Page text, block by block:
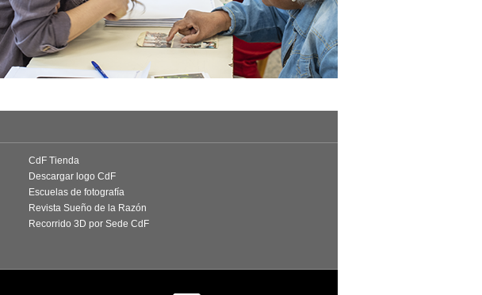
CdF Tienda
Descargar logo CdF
Escuelas de fotografía
Revista Sueño de la Razón
Recorrido 3D por Sede CdF